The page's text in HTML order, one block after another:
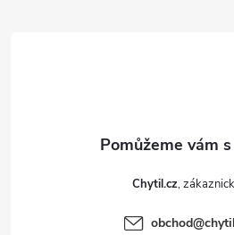
Chytil.cz
obchod@